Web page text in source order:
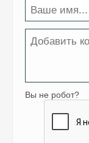
Вы не робот?